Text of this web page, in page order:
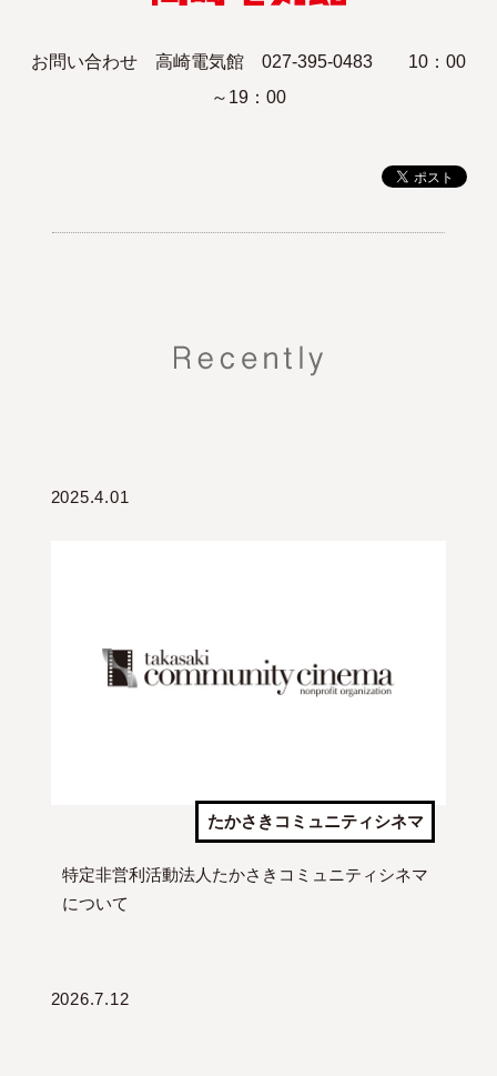
お問い合わせ 高崎電気館 027-395-0483 10：00
～19：00
2025.4.01
たかさきコミュニティシネマ
特定非営利活動法人たかさきコミュニティシネマ
について
2026.7.12